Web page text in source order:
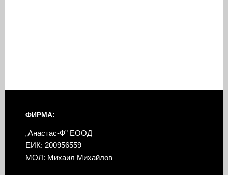
ФИРМА:
„Анастас-Ф” ЕООД
ЕИК: 200956559
МОЛ: Михаил Михайлов